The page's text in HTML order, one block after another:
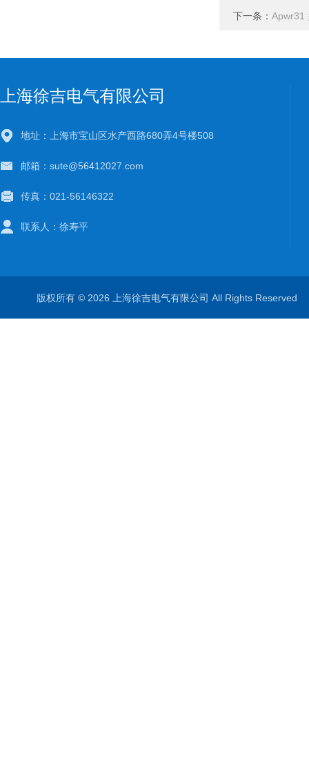
下一条： Apwr31
上海徐吉电气有限公司
地址：上海市宝山区水产西路680弄4号楼508
邮箱：sute@56412027.com
传真：021-56146322
联系人：徐寿平
版权所有 © 2026 上海徐吉电气有限公司 All Rights